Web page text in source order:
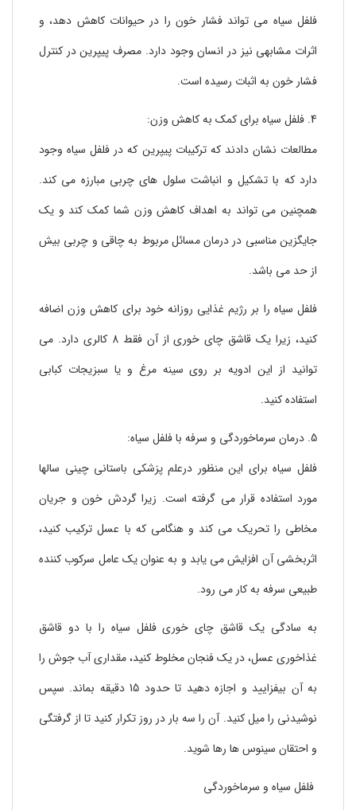
اگر باردار هستید، پس بدنتان نسبت به ادویه ها حساس است. در
اندکی را به غذای محبوب خود اضافه کنید.
طعم و مزه ی تند فلفل سیاه می تواند به شیر مادر منتقل شود.
بنابراین، اگر در دوران شیردهی به نوزاد خود به سر می برید، از
فلفل سیاه را نباید در مقادیر زیاد مصرف کرد، زیرا ممکن است که
باعث خشکی پوست شود. اگر پوست خشکی دارید، از مصرف بیش
از حد فلفل سیاه اجتناب است.
دهد و حتی منجر به خونریزی بینی شود. بنابراین تا حد ممکن از
مصرف فلفل سیاه در تابستان ها اجتناب کنید.
فلفل سیاه می تواند فشار خون را در حیوانات کاهش دهد، و
اثرات مشابهی نیز در انسان وجود دارد. مصرف پیپرین در کنترل
فشار خون به اثبات رسیده است.
4. فلفل سیاه برای کمک به کاهش وزن:
مطالعات نشان دادند که ترکیبات پیپرین که در فلفل سیاه وجود
دارد که با تشکیل و انباشت سلول های چربی مبارزه می کند.
همچنین می تواند به اهداف کاهش وزن شما کمک کند و یک
جایگزین مناسبی در درمان مسائل مربوط به چاقی و چربی بیش
از حد می باشد.
فلفل سیاه را بر رژیم غذایی روزانه خود برای کاهش وزن اضافه
کنید، زیرا یک قاشق چای خوری از آن فقط 8 کالری دارد. می
توانید از این ادویه بر روی سینه مرغ و یا سبزیجات کبابی
استفاده کنید.
5. درمان سرماخوردگی و سرفه با فلفل سیاه:
فلفل سیاه برای این منظور درعلم پزشکی باستانی چینی سالها
مورد استفاده قرار می گرفته است. زیرا گردش خون و جریان
مخاطی را تحریک می کند و هنگامی که با عسل ترکیب کنید،
اثربخشی آن افزایش می یابد و به عنوان یک عامل سرکوب کننده
طبیعی سرفه به کار می رود.
به سادگی یک قاشق چای خوری فلفل سیاه را با دو قاشق
غذاخوری عسل، در یک فنجان مخلوط کنید، مقداری آب جوش را
به آن بیفزایید و اجازه دهید تا حدود 15 دقیقه بماند. سپس
نوشیدنی را میل کنید. آن را سه بار در روز تکرار کنید تا از گرفتگی
و احتقان سینوس ها رها شوید.
فلفل سیاه و سرماخوردگی